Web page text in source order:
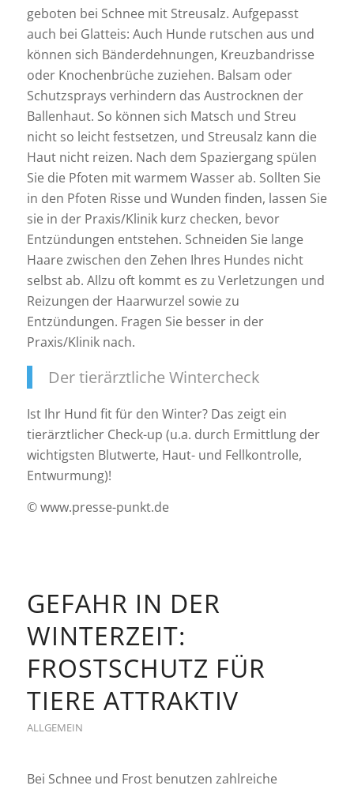
geboten bei Schnee mit Streusalz. Aufgepasst
auch bei Glatteis: Auch Hunde rutschen aus und
können sich Bänderdehnungen, Kreuzbandrisse
oder Knochenbrüche zuziehen. Balsam oder
Schutzsprays verhindern das Austrocknen der
Ballenhaut. So können sich Matsch und Streu
nicht so leicht festsetzen, und Streusalz kann die
Haut nicht reizen. Nach dem Spaziergang spülen
Sie die Pfoten mit warmem Wasser ab. Sollten Sie
in den Pfoten Risse und Wunden finden, lassen Sie
sie in der Praxis/Klinik kurz checken, bevor
Entzündungen entstehen. Schneiden Sie lange
Haare zwischen den Zehen Ihres Hundes nicht
selbst ab. Allzu oft kommt es zu Verletzungen und
Reizungen der Haarwurzel sowie zu
Entzündungen. Fragen Sie besser in der
Praxis/Klinik nach.
Der tierärztliche Wintercheck
Ist Ihr Hund fit für den Winter? Das zeigt ein
tierärztlicher Check-up (u.a. durch Ermittlung der
wichtigsten Blutwerte, Haut- und Fellkontrolle,
Entwurmung)!
© www.presse-punkt.de
GEFAHR IN DER
WINTERZEIT:
FROSTSCHUTZ FÜR
TIERE ATTRAKTIV
ALLGEMEIN
Bei Schnee und Frost benutzen zahlreiche